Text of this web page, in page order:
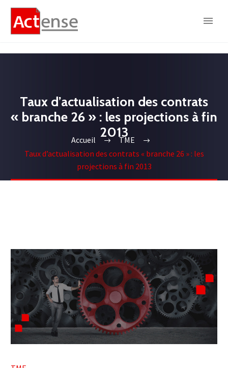
Taux d’actualisation des contrats
« branche 26 » : les projections à fin
2013
Accueil
TME
Taux d’actualisation des contrats « branche 26 » : les
projections à fin 2013